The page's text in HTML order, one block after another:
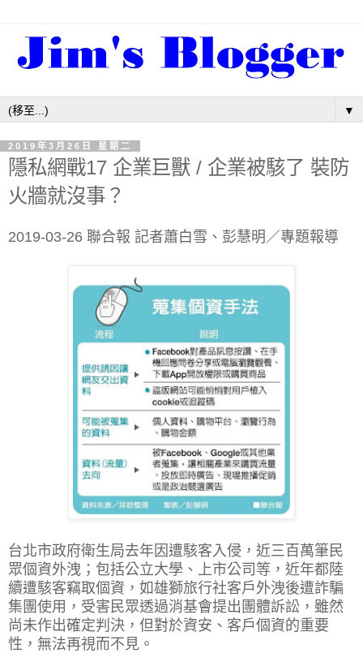
▼
2019年3月26日 星期二
隱私網戰17 企業巨獸 / 企業被駭了 裝防
火牆就沒事？
2019-03-26 聯合報 記者蕭白雪、彭慧明／專題報導
台北市政府衛生局去年因遭駭客入侵，近三百萬筆民
眾個資外洩；包括公立大學、上市公司等，近年都陸
續遭駭客竊取個資，如雄獅旅行社客戶外洩後遭詐騙
集團使用，受害民眾透過消基會提出團體訴訟，雖然
尚未作出確定判決，但對於資安、客戶個資的重要
性，無法再視而不見。